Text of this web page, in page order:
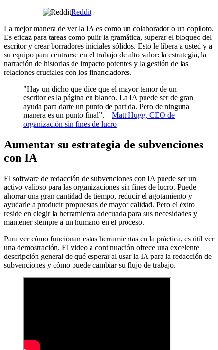
Reddit
La mejor manera de ver la IA es como un colaborador o un copiloto.
Es eficaz para tareas como pulir la gramática, superar el bloqueo del
escritor y crear borradores iniciales sólidos. Esto le libera a usted y a
su equipo para centrarse en el trabajo de alto valor: la estrategia, la
narración de historias de impacto potentes y la gestión de las
relaciones cruciales con los financiadores.
"Hay un dicho que dice que el mayor temor de un
escritor es la página en blanco. La IA puede ser de gran
ayuda para darte un punto de partida. Pero de ninguna
manera es un punto final”. – Matt Hugg, CEO de
organización sin fines de lucro
Aumentar su estrategia de subvenciones
con IA
El software de redacción de subvenciones con IA puede ser un
activo valioso para las organizaciones sin fines de lucro. Puede
ahorrar una gran cantidad de tiempo, reducir el agotamiento y
ayudarle a producir propuestas de mayor calidad. Pero el éxito
reside en elegir la herramienta adecuada para sus necesidades y
mantener siempre a un humano en el proceso.
Para ver cómo funcionan estas herramientas en la práctica, es útil ver
una demostración. El video a continuación ofrece una excelente
descripción general de qué esperar al usar la IA para la redacción de
subvenciones y cómo puede cambiar su flujo de trabajo.